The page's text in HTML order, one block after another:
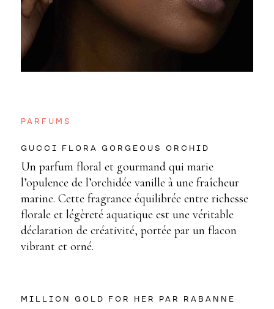
PARFUMS
GUCCI FLORA GORGEOUS ORCHID
Un parfum floral et gourmand qui marie
l’opulence de l’orchidée vanille à une fraîcheur
marine. Cette fragrance équilibrée entre richesse
florale et légèreté aquatique est une véritable
déclaration de créativité, portée par un flacon
vibrant et orné.
MILLION GOLD FOR HER PAR RABANNE